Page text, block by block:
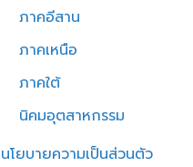
ภาคอีสาน
ภาคเหนือ
ภาคใต้
นิคมอุตสาหกรรม
นโยบายความเป็นส่วนตัว